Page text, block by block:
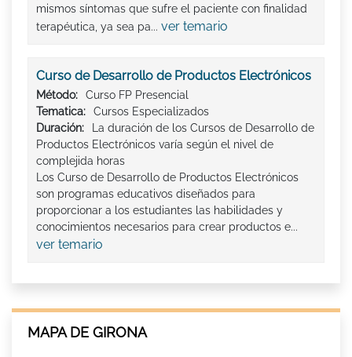
mismos síntomas que sufre el paciente con finalidad
terapéutica, ya sea pa... ver temario
Curso de Desarrollo de Productos Electrónicos
Método:
Curso FP Presencial
Tematica:
Cursos Especializados
Duración:
La duración de los Cursos de Desarrollo de
Productos Electrónicos varía según el nivel de
complejida horas
Los Curso de Desarrollo de Productos Electrónicos
son programas educativos diseñados para
proporcionar a los estudiantes las habilidades y
conocimientos necesarios para crear productos e...
ver temario
MAPA DE GIRONA